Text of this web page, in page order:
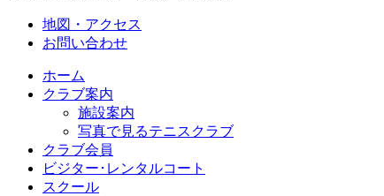
地図・アクセス
お問い合わせ
ホーム
クラブ案内
施設案内
写真で見るテニスクラブ
クラブ会員
ビジター･レンタルコート
スクール